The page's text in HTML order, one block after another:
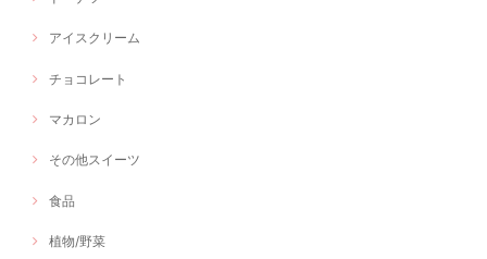
アイスクリーム
チョコレート
マカロン
その他スイーツ
食品
植物/野菜